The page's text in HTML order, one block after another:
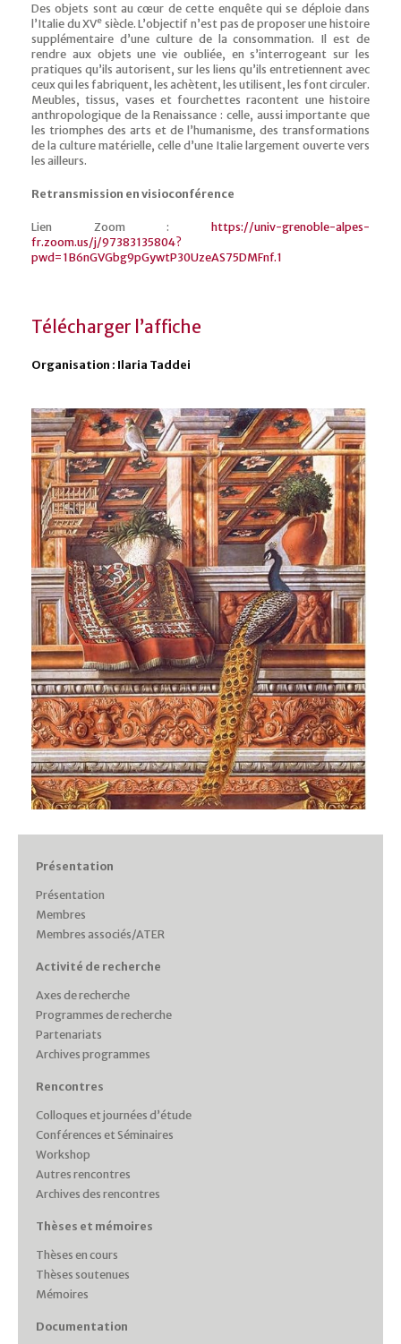
Des objets sont au cœur de cette enquête qui se déploie dans
l’Italie du XVe siècle. L’objectif n’est pas de proposer une histoire
supplémentaire d’une culture de la consommation. Il est de
rendre aux objets une vie oubliée, en s’interrogeant sur les
pratiques qu’ils autorisent, sur les liens qu’ils entretiennent avec
ceux qui les fabriquent, les achètent, les utilisent, les font circuler.
Meubles, tissus, vases et fourchettes racontent une histoire
anthropologique de la Renaissance : celle, aussi importante que
les triomphes des arts et de l’humanisme, des transformations
de la culture matérielle, celle d’une Italie largement ouverte vers
les ailleurs.
Retransmission en visioconférence
Lien Zoom : https://univ-grenoble-alpes-
fr.zoom.us/j/97383135804?
pwd=1B6nGVGbg9pGywtP30UzeAS75DMFnf.1
Télécharger l’affiche
Organisation : Ilaria Taddei
Présentation
Présentation
Membres
Membres associés/ATER
Activité de recherche
Axes de recherche
Programmes de recherche
Partenariats
Archives programmes
Rencontres
Colloques et journées d’étude
Conférences et Séminaires
Workshop
Autres rencontres
Archives des rencontres
Thèses et mémoires
Thèses en cours
Thèses soutenues
Mémoires
Documentation